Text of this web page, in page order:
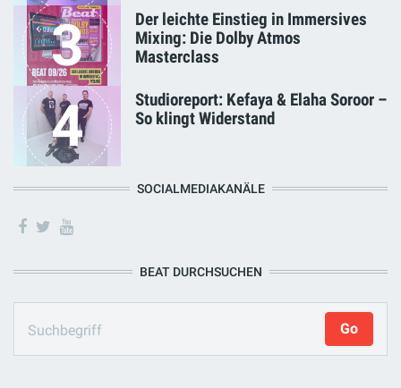
3
Der leichte Einstieg in Immersives
Mixing: Die Dolby Atmos
Masterclass
4
Studioreport: Kefaya & Elaha Soroor –
So klingt Widerstand
SOCIALMEDIAKANÄLE
BEAT DURCHSUCHEN